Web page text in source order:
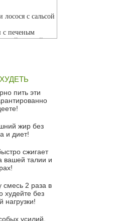
с сальсой
с печеным
сальсой
суп
горошка с
капусты
суп
с моцареллой
с кростини с
луком и
пить эти
жир без
и диет!
сжигает
вашей талии и
смесь 2 раза в
худейте без
нагрузки!
усилий,